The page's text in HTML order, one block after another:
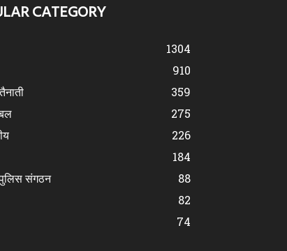
CATEGORY
1304
910
359
275
226
184
संगठन
88
82
74